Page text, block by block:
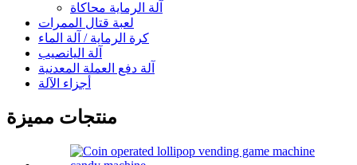
آلة الرماية محاكاة
لعبة قتال الممرات
كرة الرماية / آلة الماء
آلة اليانصيب
آلة دفع العملة المعدنية
أجزاء الآلة
منتجات مميزة